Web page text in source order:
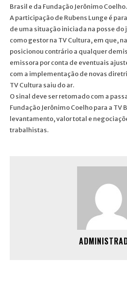
Brasil e da Fundação Jerônimo Coelho.
A participação de Rubens Lunge é
de uma situação iniciada na posse
como gestor na TV Cultura, em que,
posicionou contrário a qualquer
emissora por conta de eventuais
com a implementação de novas
TV Cultura saiu do ar.
O sinal deve ser retomado com a
Fundação Jerônimo Coelho para a TV
levantamento, valor total e
trabalhistas.